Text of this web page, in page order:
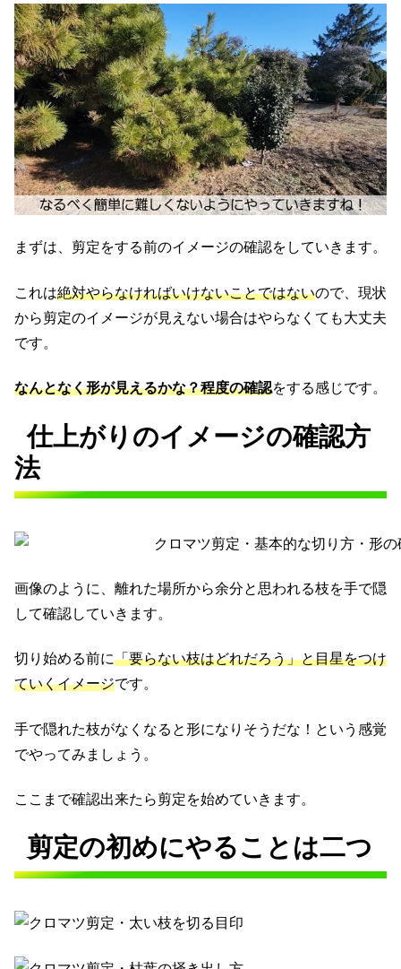
まずは、剪定をする前のイメージの確認をしていきます。
これは絶対やらなければいけないことではないので、現状
から剪定のイメージが見えない場合はやらなくても大丈夫
です。
なんとなく形が見えるかな？程度の確認をする感じです。
仕上がりのイメージの確認方
法
画像のように、離れた場所から余分と思われる枝を手で隠
して確認していきます。
切り始める前に「要らない枝はどれだろう」と目星をつけ
ていくイメージです。
手で隠れた枝がなくなると形になりそうだな！という感覚
でやってみましょう。
ここまで確認出来たら剪定を始めていきます。
剪定の初めにやることは二つ